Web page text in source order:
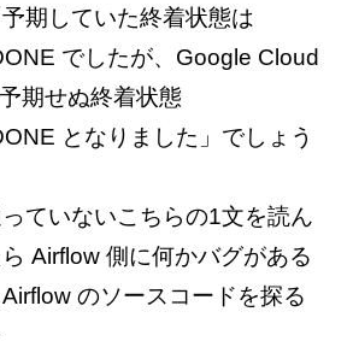
期していた終着状態は
でしたが、Google Cloud
期せぬ終着状態
となりました」でしょう
ていないこちらの1文を読ん
Airflow 側に何かバグがある
のソースコードを探る